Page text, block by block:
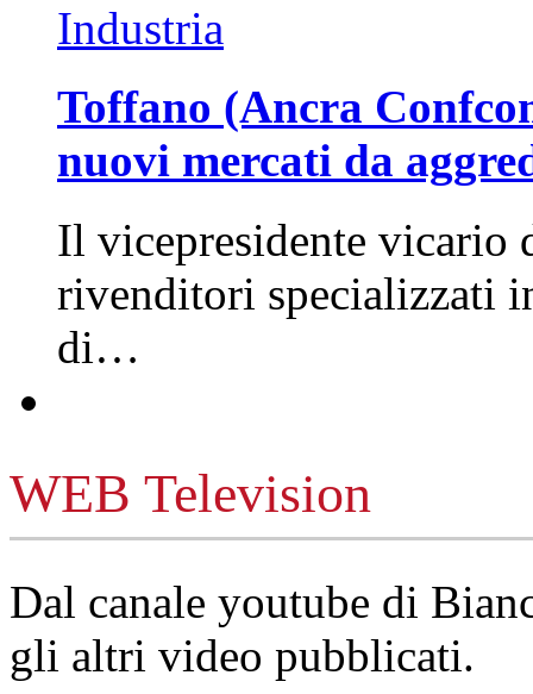
Industria
Toffano (Ancra
nuovi mercati da
Il vicepresidente vicario
rivenditori specializzati
di…
WEB Television
Dal canale youtube di
gli altri video pubblicati.